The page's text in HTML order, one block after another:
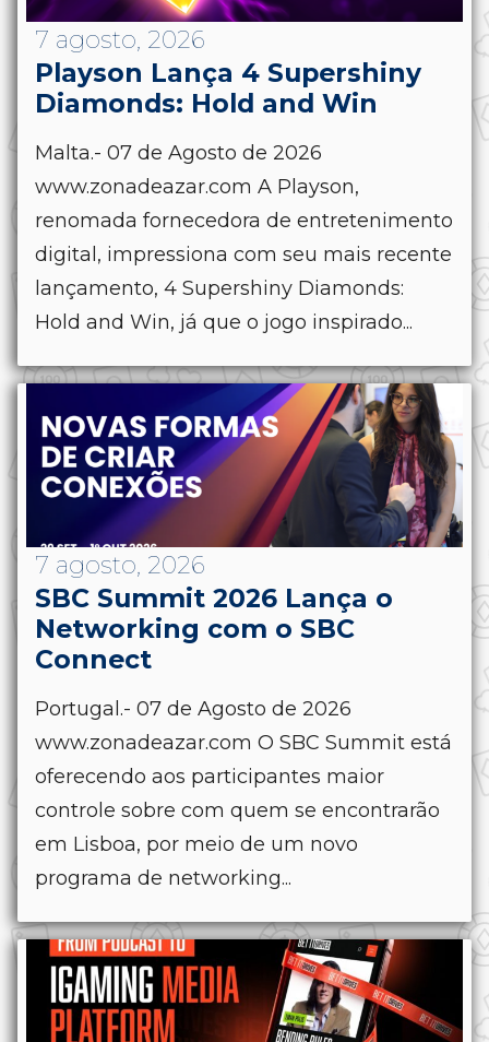
7 agosto, 2026
Playson Lança 4 Supershiny
Diamonds: Hold and Win
Malta.- 07 de Agosto de 2026
www.zonadeazar.com A Playson,
renomada fornecedora de entretenimento
digital, impressiona com seu mais recente
lançamento, 4 Supershiny Diamonds:
Hold and Win, já que o jogo inspirado...
7 agosto, 2026
SBC Summit 2026 Lança o
Networking com o SBC
Connect
Portugal.- 07 de Agosto de 2026
www.zonadeazar.com O SBC Summit está
oferecendo aos participantes maior
controle sobre com quem se encontrarão
em Lisboa, por meio de um novo
programa de networking...